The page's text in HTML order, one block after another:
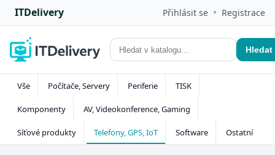
ITDelivery Přihlásit se • Registrace
Hledat
Vše Počítače, Servery Periferie TISK
Komponenty AV, Videokonference, Gaming
Síťové produkty Telefony, GPS, IoT Software Ostatní